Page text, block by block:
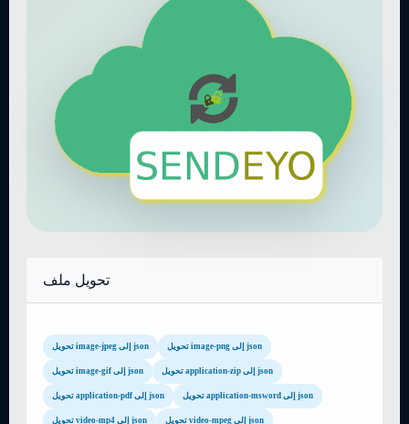
تحويل ملف
تحويل image-jpeg إلى json تحويل image-png إلى json
تحويل image-gif إلى json تحويل application-zip إلى json
تحويل application-pdf إلى json تحويل application-msword إلى json
تحويل video-mp4 إلى json تحويل video-mpeg إلى json